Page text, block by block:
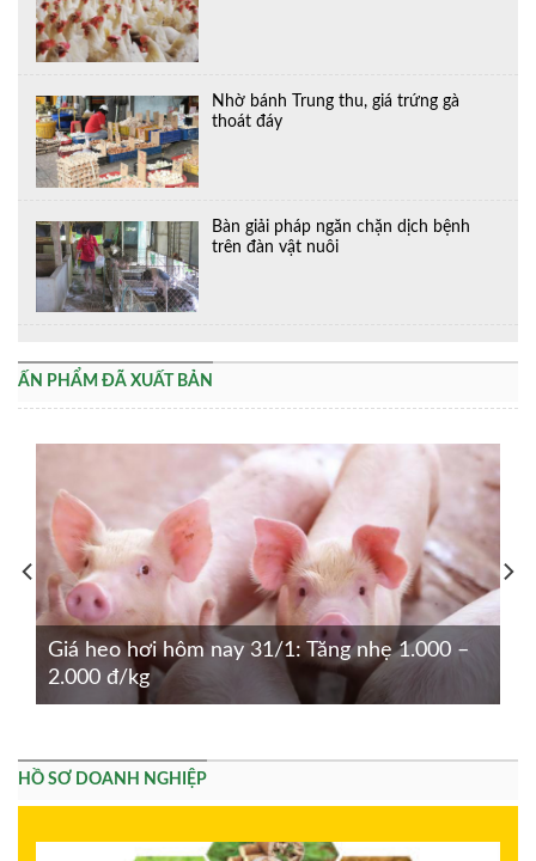
Nhờ bánh Trung thu, giá trứng gà
thoát đáy
Bàn giải pháp ngăn chặn dịch bệnh
trên đàn vật nuôi
ẤN PHẨM ĐÃ XUẤT BẢN
Giá heo hơi hôm nay 31/1: Tăng nhẹ 1.000 –
2.000 đ/kg
HỒ SƠ DOANH NGHIỆP